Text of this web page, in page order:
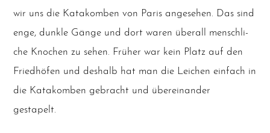
wir uns die Kata­kom­ben von Paris ange­se­hen. Das sind
enge, dunk­le Gän­ge und dort waren über­all mensch­li­
che Kno­chen zu sehen. Frü­her war kein Platz auf den
Fried­hö­fen und des­halb hat man die Lei­chen ein­fach in
die Kata­kom­ben gebracht und über­ein­an­der
gestapelt.